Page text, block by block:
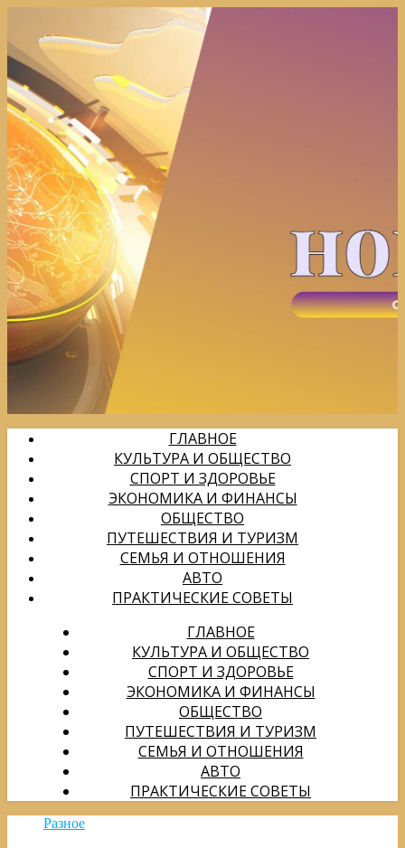
ГЛАВНОЕ
КУЛЬТУРА И ОБЩЕСТВО
СПОРТ И ЗДОРОВЬЕ
ЭКОНОМИКА И ФИНАНСЫ
ОБЩЕСТВО
ПУТЕШЕСТВИЯ И ТУРИЗМ
СЕМЬЯ И ОТНОШЕНИЯ
АВТО
ПРАКТИЧЕСКИЕ СОВЕТЫ
ГЛАВНОЕ
КУЛЬТУРА И ОБЩЕСТВО
СПОРТ И ЗДОРОВЬЕ
ЭКОНОМИКА И ФИНАНСЫ
ОБЩЕСТВО
ПУТЕШЕСТВИЯ И ТУРИЗМ
СЕМЬЯ И ОТНОШЕНИЯ
АВТО
ПРАКТИЧЕСКИЕ СОВЕТЫ
Разное